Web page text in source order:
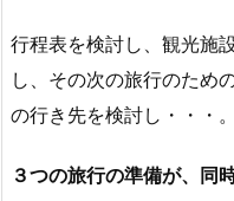
行程表を検討し、観光施
し、その次の旅行のため
の行き先を検討し・・・。
３つの旅行の準備が、同